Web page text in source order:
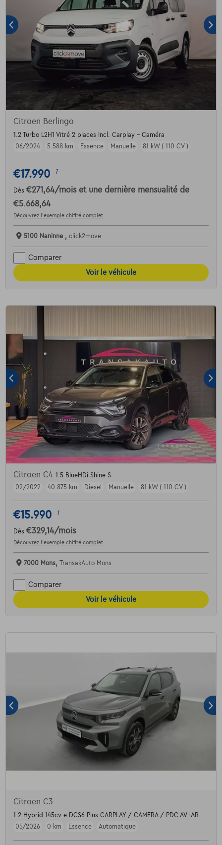
Citroen Berlingo
1.2 Turbo L2H1 Vitré 2 places Incl. Carplay - Caméra
06/2024
5.588 km Essence Manuelle 81 kW ( 110 CV )
€17.990 1
Dès €271,64/mois et une dernière mensualité de
€5.668,64
Découvrez l’exemple chiffré complet
5100 Naninne , click2move
Comparer
Voir le véhicule
Citroen C4 1.5 BlueHDi Shine S
02/2022
40.875 km Diesel Manuelle 81 kW ( 110 CV )
€15.990 1
Dès €329,14/mois
Découvrez l’exemple chiffré complet
7000 Mons, TransakAuto Mons
Comparer
Voir le véhicule
Citroen C3
1.2 Hybrid 145cv e-DCS6 Plus CARPLAY / CAMERA / PDC AV+AR
05/2026
0 km Essence Automatique